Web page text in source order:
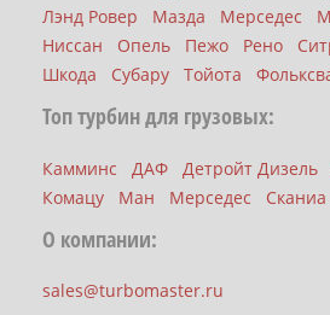
Лэнд Ровер
Мазда Мерседес
Ниссан
Опель Пежо Рено
Шкода
Субару Тойота
Топ турбин для грузовых:
Камминс ДАФ Детройт Дизель
Комацу
Ман Мерседес Сканиа
О компании:
sales@turbomaster.ru